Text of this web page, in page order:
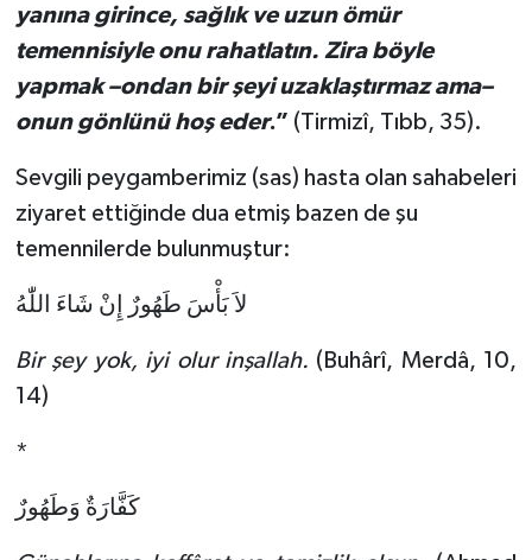
yanına girince, sağlık ve uzun ömür
temennisiyle onu rahatlatın. Zira böyle
yapmak –ondan bir şeyi uzaklaştırmaz ama–
onun gönlünü hoş eder.” (Tirmizî, Tıbb, 35).
Sevgili peygamberimiz (sas) hasta olan sahabeleri
ziyaret ettiğinde dua etmiş bazen de şu
temennilerde bulunmuştur:
لاَ بَأْسَ طَهُورٌ إِنْ شَاءَ اللّٰهُ
Bir şey yok, iyi olur inşallah. (Buhârî, Merdâ, 10,
14)
*
كَفَّارَةٌ وَطَهُورٌ
Rize Müftülüğü
Sakarya Müftülüğü
Samsun Müftülüğü
Siirt Müftülüğü
Sinop Müftülüğü
Sivas Müftülüğü
Şanlıurfa Müftülüğü
Tekirdağ Müftülüğü
Tokat Müftülüğü